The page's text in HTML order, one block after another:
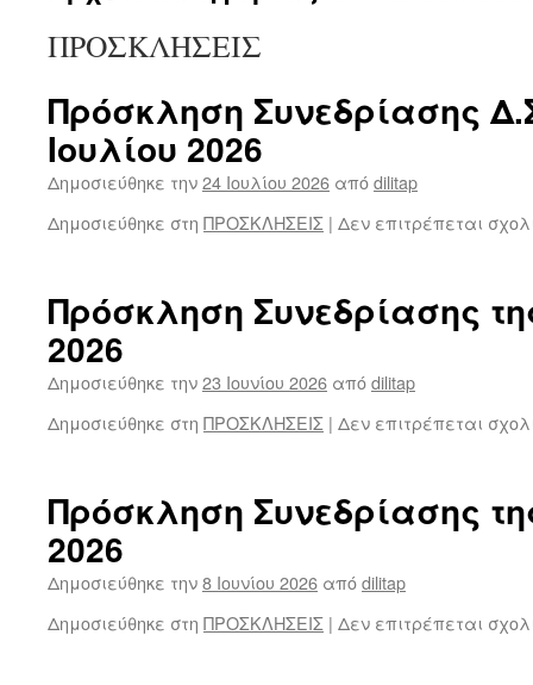
ΠΡΟΣΚΛΗΣΕΙΣ
Πρόσκληση Συνεδρίασης
Ιουλίου 2026
Δημοσιεύθηκε την24 Ιουλίου 2026 απόdilitap
Δημοσιεύθηκε στη ΠΡΟΣΚΛΗΣΕΙΣ | Δεν επιτρέπεται
Πρόσκληση Συνεδρίασης
2026
Δημοσιεύθηκε την23 Ιουνίου 2026 απόdilitap
Δημοσιεύθηκε στη ΠΡΟΣΚΛΗΣΕΙΣ | Δεν επιτρέπεται
Πρόσκληση Συνεδρίασης
2026
Δημοσιεύθηκε την8 Ιουνίου 2026 απόdilitap
Δημοσιεύθηκε στη ΠΡΟΣΚΛΗΣΕΙΣ | Δεν επιτρέπεται